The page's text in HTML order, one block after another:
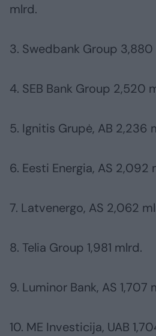
mlrd.
3. Swedbank Group 3,880
4. SEB Bank Group 2,520
5. Ignitis Grupė, AB 2,236
6. Eesti Energia, AS 2,092
7. Latvenergo, AS 2,062
8. Telia Group 1,981 mlrd.
9. Luminor Bank, AS 1,707
10. ME Investicija, UAB